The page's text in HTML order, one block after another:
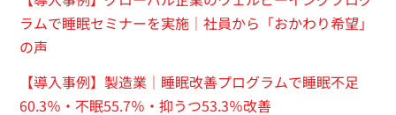
ラムで睡眠セミナーを実施｜社員から「おかわり希望」
の声
【導入事例】製造業｜睡眠改善プログラムで睡眠不足
60.3％・不眠55.7％・抑うつ53.3％改善